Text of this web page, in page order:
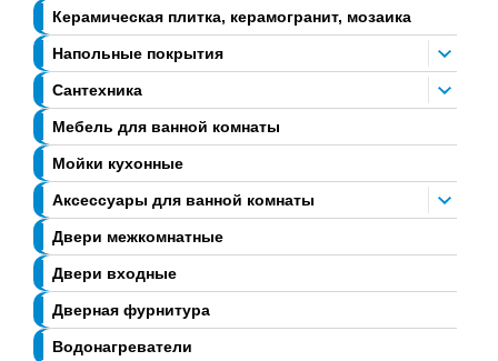
Керамическая плитка, керамогранит, мозаика
Напольные покрытия
Сантехника
Мебель для ванной комнаты
Мойки кухонные
Аксессуары для ванной комнаты
Двери межкомнатные
Двери входные
Дверная фурнитура
Водонагреватели